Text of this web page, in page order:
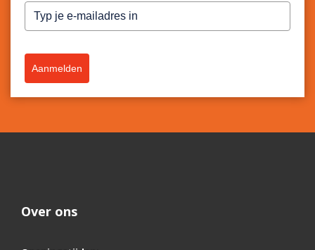
Aanmelden
Over ons